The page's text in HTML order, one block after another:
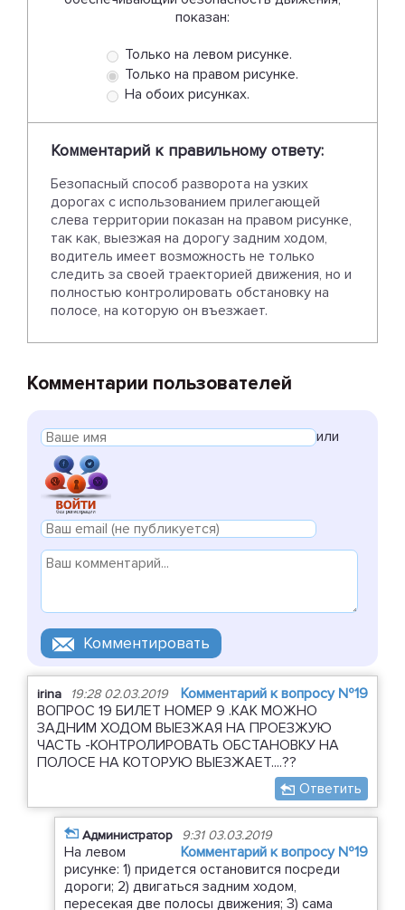
показан:
Только на левом рисунке.
Только на правом рисунке.
На обоих рисунках.
Комментарий к правильному ответу:
Безопасный способ разворота на узких
дорогах с использованием прилегающей
слева территории показан на правом рисунке,
так как, выезжая на дорогу задним ходом,
водитель имеет возможность не только
следить за своей траекторией движения, но и
полностью контролировать обстановку на
полосе, на которую он въезжает.
Комментарии пользователей
или
irina 19:28 02.03.2019
Комментарий к вопросу №19
ВОПРОС 19 БИЛЕТ НОМЕР 9 .КАК МОЖНО
ЗАДНИМ ХОДОМ ВЫЕЗЖАЯ НА ПРОЕЗЖУЮ
ЧАСТЬ -КОНТРОЛИРОВАТЬ ОБСТАНОВКУ НА
ПОЛОСЕ НА КОТОРУЮ ВЫЕЗЖАЕТ....??
Ответить
Администратор 9:31 03.03.2019
Комментарий к вопросу №19
На левом
рисунке: 1) придется остановится посреди
дороги; 2) двигаться задним ходом,
пересекая две полосы движения; 3) сама